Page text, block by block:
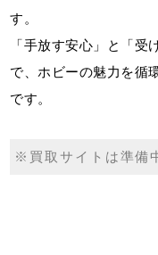
す。
「手放す安心」と「受
で、ホビーの魅力を循
です。
※買取サイトは準備